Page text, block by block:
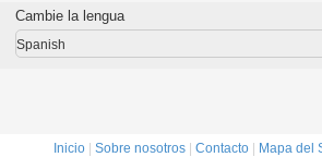
plasma de
HYPERTHERM
para la cortadora
Cambie la lengua
Spanish
Inicio| Sobre nosotros| Contacto| Mapa del